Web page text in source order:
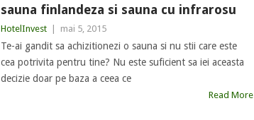
sauna finlandeza si sauna cu infrarosu
HotelInvest mai 5, 2015
Te-ai gandit sa achizitionezi o sauna si nu stii care este
cea potrivita pentru tine? Nu este suficient sa iei aceasta
decizie doar pe baza a ceea ce
Read More